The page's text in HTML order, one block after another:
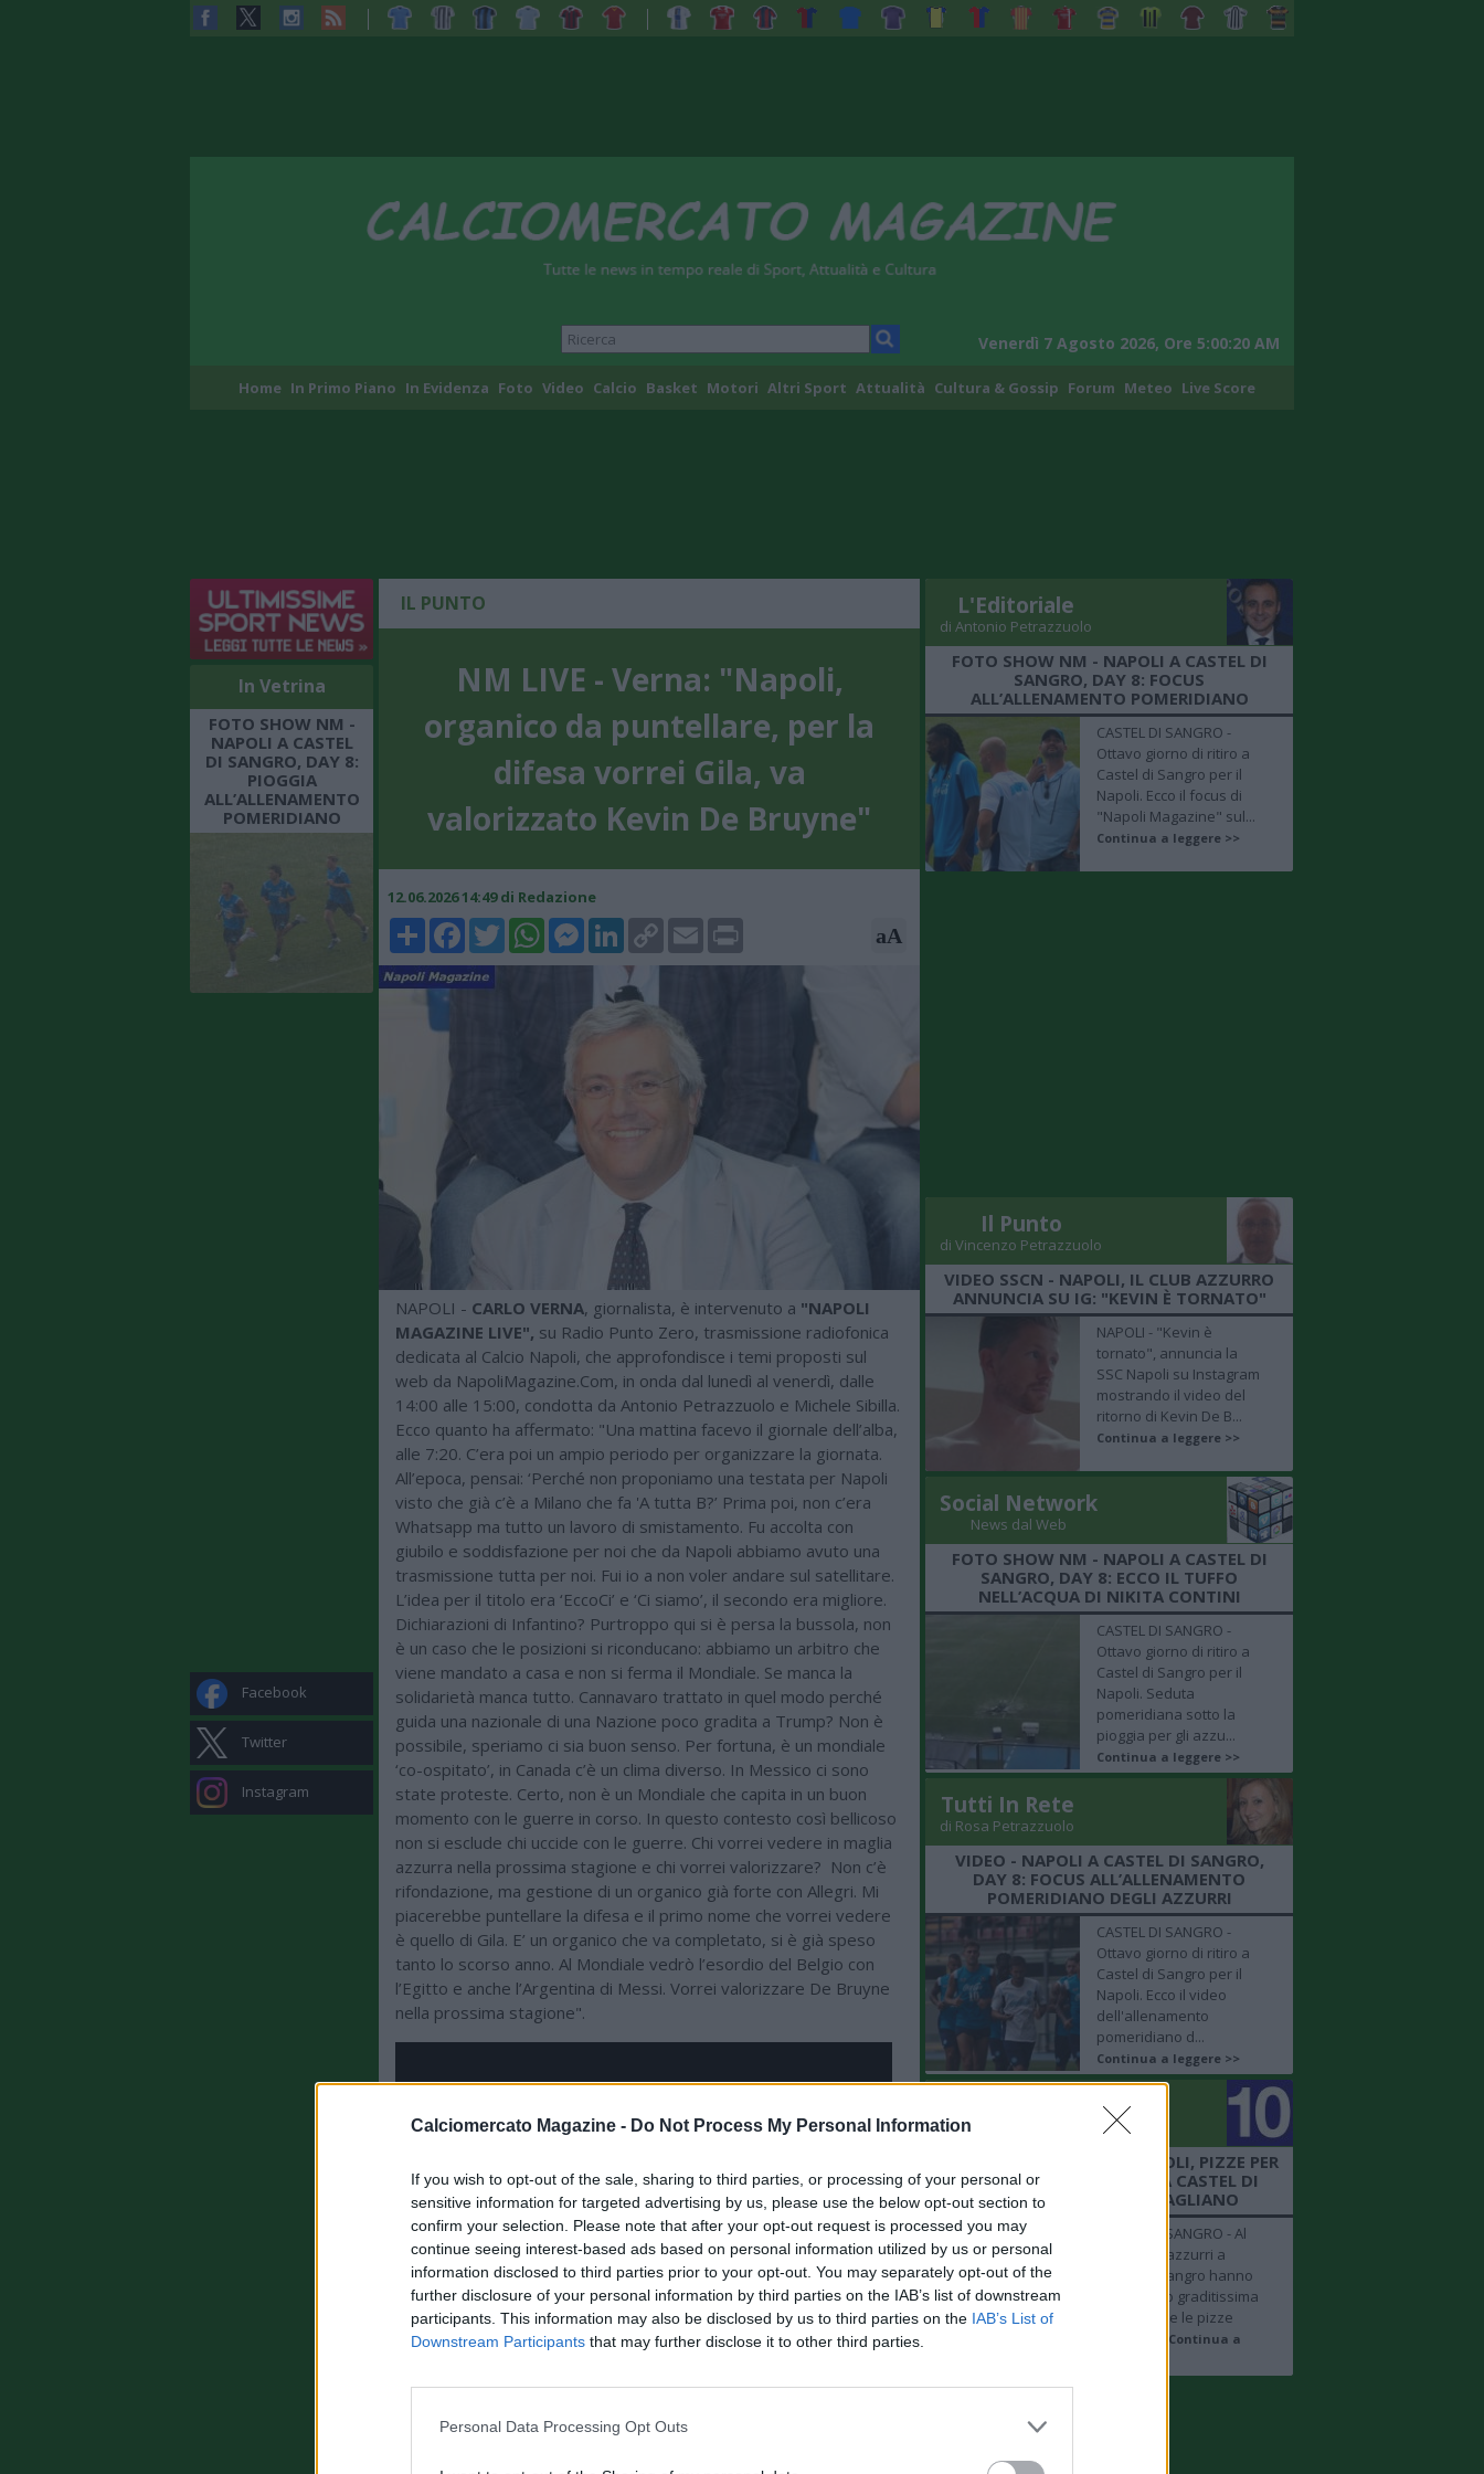
Calciomercato Magazine - Do Not Process My Personal Information
If you wish to opt-out of the sale, sharing to third parties, or processing of your personal or
sensitive information for targeted advertising by us, please use the below opt-out section to
confirm your selection. Please note that after your opt-out request is processed you may
continue seeing interest-based ads based on personal information utilized by us or personal
information disclosed to third parties prior to your opt-out. You may separately opt-out of the
further disclosure of your personal information by third parties on the IAB’s list of downstream
participants. This information may also be disclosed by us to third parties on the IAB’s List of
Downstream Participants that may further disclose it to other third parties.
Personal Data Processing Opt Outs
Venerdì 7 Agosto 2026, Ore 5:00:21 AM
Home In Primo Piano In Evidenza Foto Video Calcio Basket Motori Altri Sport Attualità Cultura & Gossip Forum Meteo Live Score
In Vetrina
FOTO SHOW NM -
NAPOLI A CASTEL
DI SANGRO, DAY 8:
PIOGGIA
ALL’ALLENAMENTO
POMERIDIANO
Facebook
Twitter
Instagram
IL PUNTO
NM LIVE - Verna: "Napoli,
organico da puntellare, per la
difesa vorrei Gila, va
valorizzato Kevin De Bruyne"
12.06.2026 14:49 di Redazione
ShareFacebookTwitterWhatsAppMessenger
LinkedIn
Copy
Link
Email Print aA
NAPOLI - CARLO VERNA, giornalista, è intervenuto a "NAPOLI
MAGAZINE LIVE", su Radio Punto Zero, trasmissione radiofonica
dedicata al Calcio Napoli, che approfondisce i temi proposti sul
web da NapoliMagazine.Com, in onda dal lunedì al venerdì, dalle
14:00 alle 15:00, condotta da Antonio Petrazzuolo e Michele Sibilla.
Ecco quanto ha affermato: "Una mattina facevo il giornale dell’alba,
alle 7:20. C’era poi un ampio periodo per organizzare la giornata.
All’epoca, pensai: ‘Perché non proponiamo una testata per Napoli
visto che già c’è a Milano che fa 'A tutta B?’ Prima poi, non c’era
Whatsapp ma tutto un lavoro di smistamento. Fu accolta con
giubilo e soddisfazione per noi che da Napoli abbiamo avuto una
trasmissione tutta per noi. Fui io a non voler andare sul satellitare.
L’idea per il titolo era ‘EccoCi’ e ‘Ci siamo’, il secondo era migliore.
Dichiarazioni di Infantino? Purtroppo qui si è persa la bussola, non
è un caso che le posizioni si riconducano: abbiamo un arbitro che
viene mandato a casa e non si ferma il Mondiale. Se manca la
solidarietà manca tutto. Cannavaro trattato in quel modo perché
guida una nazionale di una Nazione poco gradita a Trump? Non è
possibile, speriamo ci sia buon senso. Per fortuna, è un mondiale
‘co-ospitato’, in Canada c’è un clima diverso. In Messico ci sono
state proteste. Certo, non è un Mondiale che capita in un buon
momento con le guerre in corso. In questo contesto così bellicoso
non si esclude chi uccide con le guerre. Chi vorrei vedere in maglia
azzurra nella prossima stagione e chi vorrei valorizzare? Non c’è
rifondazione, ma gestione di un organico già forte con Allegri. Mi
piacerebbe puntellare la difesa e il primo nome che vorrei vedere
è quello di Gila. E’ un organico che va completato, si è già speso
tanto lo scorso anno. Al Mondiale vedrò l’esordio del Belgio con
l’Egitto e anche l’Argentina di Messi. Vorrei valorizzare De Bruyne
nella prossima stagione".
L'Editoriale
di Antonio Petrazzuolo
FOTO SHOW NM - NAPOLI A CASTEL DI
SANGRO, DAY 8: FOCUS
ALL’ALLENAMENTO POMERIDIANO
CASTEL DI SANGRO -
Ottavo giorno di ritiro a
Castel di Sangro per il
Napoli. Ecco il focus di
"Napoli Magazine" sul...
Continua a leggere >>
Il Punto
di Vincenzo Petrazzuolo
VIDEO SSCN - NAPOLI, IL CLUB AZZURRO
ANNUNCIA SU IG: "KEVIN È TORNATO"
NAPOLI - "Kevin è
tornato", annuncia la
SSC Napoli su Instagram
mostrando il video del
ritorno di Kevin De B...
Continua a leggere >>
Social Network
News dal Web
FOTO SHOW NM - NAPOLI A CASTEL DI
SANGRO, DAY 8: ECCO IL TUFFO
NELL’ACQUA DI NIKITA CONTINI
CASTEL DI SANGRO -
Ottavo giorno di ritiro a
Castel di Sangro per il
Napoli. Seduta
pomeridiana sotto la
pioggia per gli azzu...
Continua a leggere >>
Tutti In Rete
di Rosa Petrazzuolo
VIDEO - NAPOLI A CASTEL DI SANGRO,
DAY 8: FOCUS ALL’ALLENAMENTO
POMERIDIANO DEGLI AZZURRI
CASTEL DI SANGRO -
Ottavo giorno di ritiro a
Castel di Sangro per il
Napoli. Ecco il video
dell'allenamento
pomeridiano d...
Continua a leggere >>
del Numero 10
VIDEO + FOTO SHOW - NAPOLI, PIZZE PER
GLI AZZURRI NEL RITIRO A CASTEL DI
SANGRO BY DIEGO VITAGLIANO
CASTEL DI SANGRO - Al
ritiro degli azzurri a
Castel di Sangro hanno
fatto la loro graditissima
apparizione le pizze
Continua a